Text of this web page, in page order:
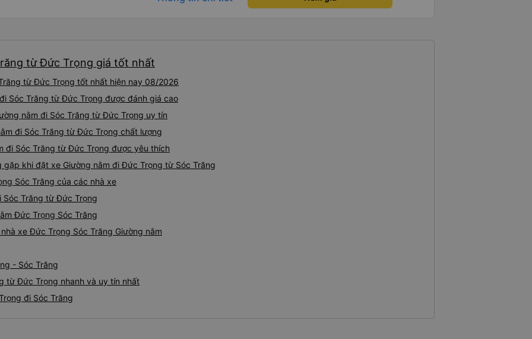
từ Đức Trọng giá tốt nhất
từ Đức Trọng tốt nhất hiện nay 08/2026
Sóc Trăng từ Đức Trọng được đánh giá cao
nằm đi Sóc Trăng từ Đức Trọng uy tín
đi Sóc Trăng từ Đức Trọng chất lượng
đi Sóc Trăng từ Đức Trọng được yêu thích
khi đặt xe Giường nằm đi Đức Trọng từ Sóc Trăng
Sóc Trăng của các nhà xe
Sóc Trăng từ Đức Trọng
Đức Trọng Sóc Trăng
xe Đức Trọng Sóc Trăng Giường nằm
- Sóc Trăng
từ Đức Trọng nhanh và uy tín nhất
đi Sóc Trăng